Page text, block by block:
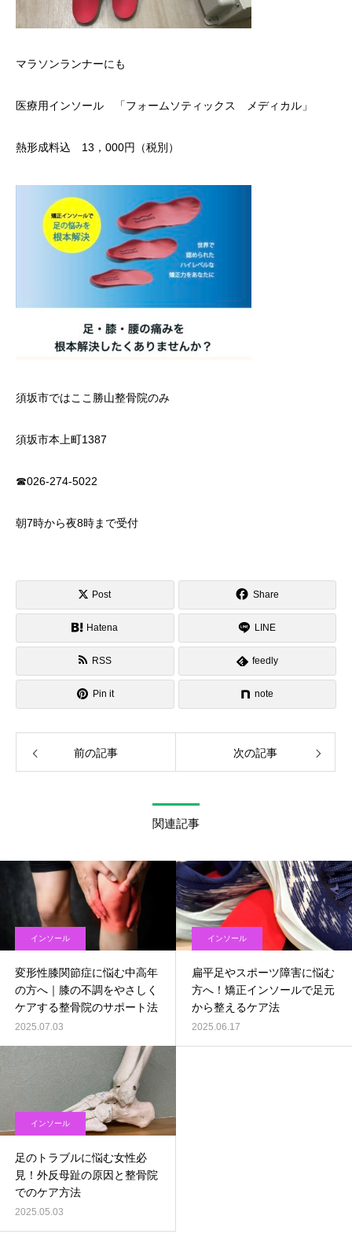
マラソンランナーにも
医療用インソール 「フォームソティックス メディカル」
熱形成料込 13，000円（税別）
須坂市ではここ勝山整骨院のみ
須坂市本上町1387
☎026-274-5022
朝7時から夜8時まで受付
Post Share
Hatena LINE
RSS feedly
Pin it note
前の記事 次の記事
関連記事
インソール
変形性膝関節症に悩む中高年
の方へ｜膝の不調をやさしく
ケアする整骨院のサポート法
2025.07.03
インソール
扁平足やスポーツ障害に悩む
方へ！矯正インソールで足元
から整えるケア法
2025.06.17
インソール
足のトラブルに悩む女性必
見！外反母趾の原因と整骨院
でのケア方法
2025.05.03